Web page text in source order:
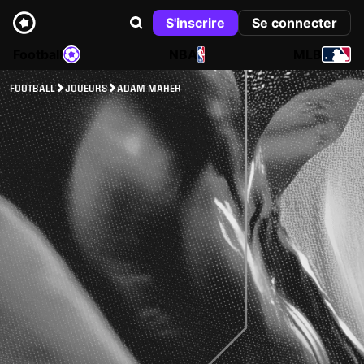
S'inscrire
Se connecter
NBA
FOOTBALL JOUEURS ADAM MAHER